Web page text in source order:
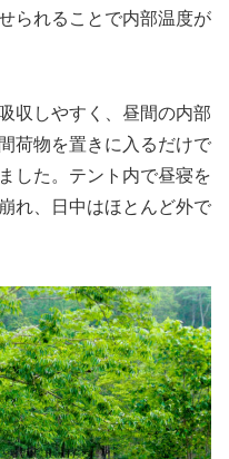
られることで内部温度が
収しやすく、昼間の内部
荷物を置きに入るだけで
した。テント内で昼寝を
れ、日中はほとんど外で